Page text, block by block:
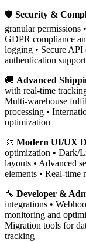
🛡️ Security &
granular permissions
GDPR compliance
logging • Secure API
authentication support
🚚 Advanced
with real-time
Multi-warehouse
processing •
optimization
🎨 Modern UI/UX
optimization • Dark/
layouts • Advanced
elements • Real-time
🔧 Developer &
integrations •
monitoring and
Migration tools for
tracking